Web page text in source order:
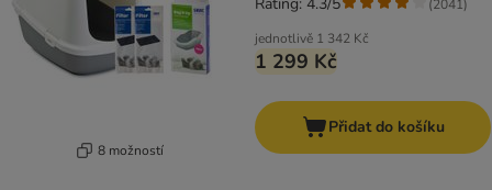
8 možností
jednotlivě 1 342 Kč
1 299 Kč
(2041)
Přidat do košíku